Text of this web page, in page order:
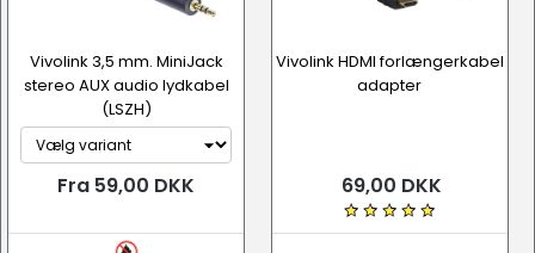
Vivolink 3,5 mm. MiniJack
stereo AUX audio lydkabel
(LSZH)
Fra 59,00 DKK
Vivolink HDMI forlængerkabel
adapter
69,00 DKK